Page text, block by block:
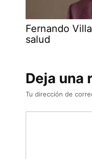
Fernando
salud
Deja una
Tu dirección de